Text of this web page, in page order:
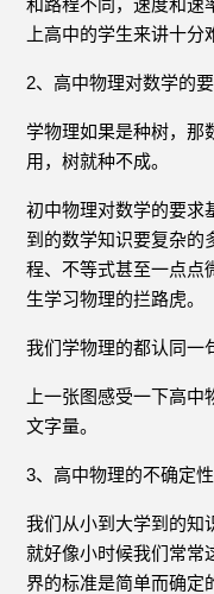
上高中的学生来讲十分
2、高中物理对数学的要
学物理如果是种树，那
用，树就种不成。
初中物理对数学的要求
到的数学知识要复杂的
程、不等式甚至一点点
生学习物理的拦路虎。
我们学物理的都认同一
上一张图感受一下高
文字量。
3、高中物理的不确定性
我们从小到大学到的知
就好像小时候我们常常
界的标准是简单而确定